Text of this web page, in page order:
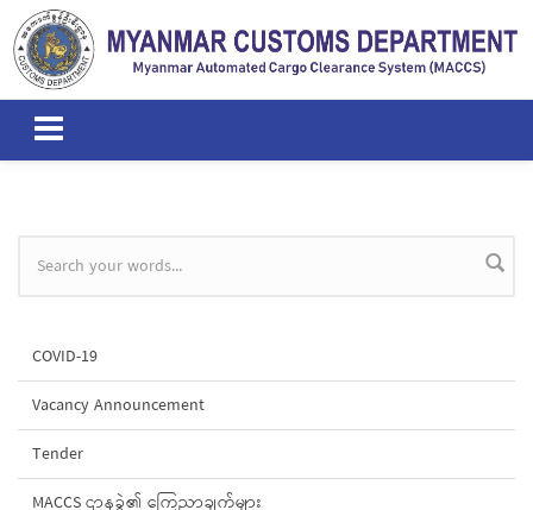
Skip to main content
Search form
COVID-19
Vacancy Announcement
Tender
MACCS ဌာနခွဲ၏ ကြေညာချက်များ